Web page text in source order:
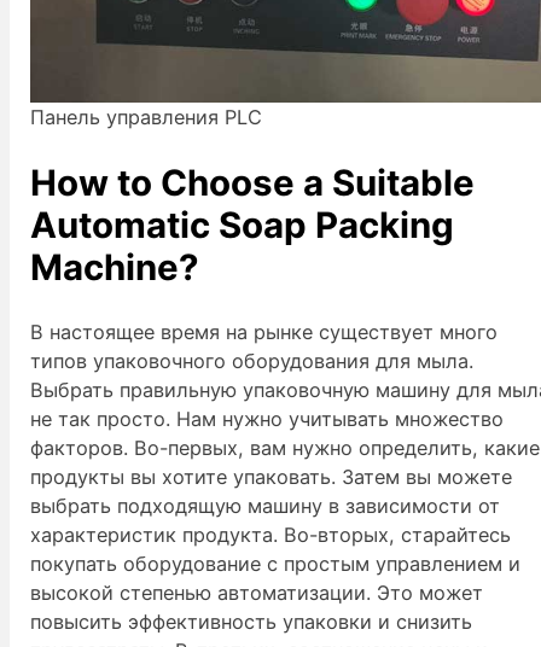
Панель управления PLC
How to Choose a Suitable
Automatic Soap Packing
Machine?
В настоящее время на рынке существует много
типов упаковочного оборудования для мыла.
Выбрать правильную упаковочную машину для
не так просто. Нам нужно учитывать множество
факторов. Во-первых, вам нужно определить, какие
продукты вы хотите упаковать. Затем вы можете
выбрать подходящую машину в зависимости от
характеристик продукта. Во-вторых, старайтесь
покупать оборудование с простым управлением и
высокой степенью автоматизации. Это может
повысить эффективность упаковки и снизить